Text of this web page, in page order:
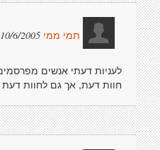
תמי ממי 10/6/2005 14:49:03
לעניות דעתי אנשים
חוות דעת, אך גם לחוות דעת